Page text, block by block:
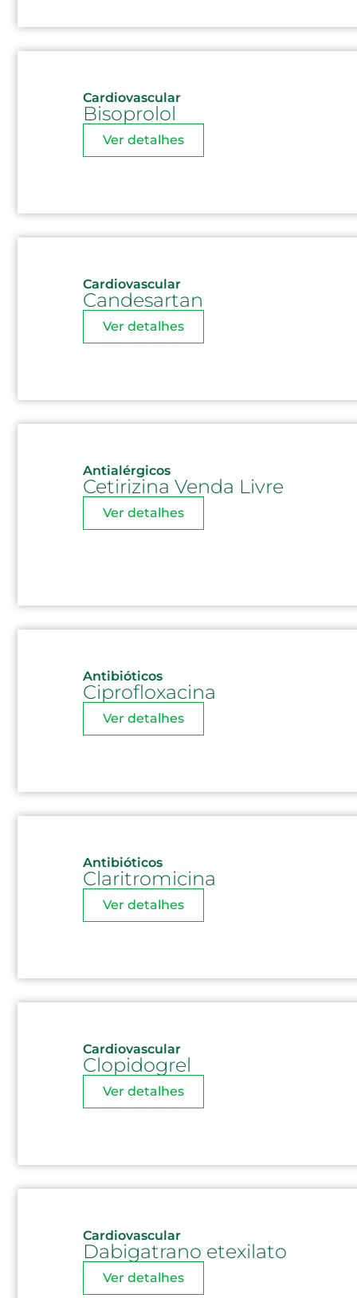
Cardiovascular
Bisoprolol
Ver detalhes
Cardiovascular
Candesartan
Ver detalhes
Antialérgicos
Cetirizina Venda Livre
Ver detalhes
Antibióticos
Ciprofloxacina
Ver detalhes
Antibióticos
Claritromicina
Ver detalhes
Cardiovascular
Clopidogrel
Ver detalhes
Cardiovascular
Dabigatrano etexilato
Ver detalhes